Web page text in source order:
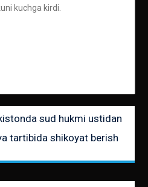
kuchga kirdi.
sud hukmi ustidan
tartibida shikoyat berish